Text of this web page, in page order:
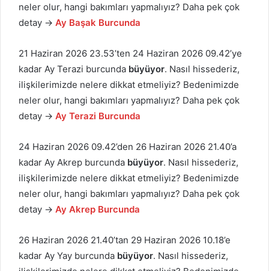
neler olur, hangi bakımları yapmalıyız? Daha pek çok
detay → Ay Başak Burcunda
21 Haziran 2026 23.53’ten 24 Haziran 2026 09.42’ye
kadar Ay Terazi burcunda büyüyor. Nasıl hissederiz,
ilişkilerimizde nelere dikkat etmeliyiz? Bedenimizde
neler olur, hangi bakımları yapmalıyız? Daha pek çok
detay → Ay Terazi Burcunda
24 Haziran 2026 09.42’den 26 Haziran 2026 21.40’a
kadar Ay Akrep burcunda büyüyor. Nasıl hissederiz,
ilişkilerimizde nelere dikkat etmeliyiz? Bedenimizde
neler olur, hangi bakımları yapmalıyız? Daha pek çok
detay → Ay Akrep Burcunda
26 Haziran 2026 21.40’tan 29 Haziran 2026 10.18’e
kadar Ay Yay burcunda büyüyor. Nasıl hissederiz,